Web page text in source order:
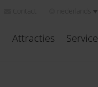
Attracties Service